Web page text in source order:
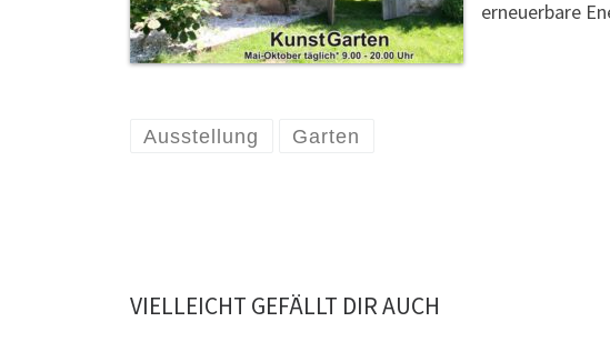
erneuerbare
Ausstellung Garten
VIELLEICHT GEFÄLLT DIR AUCH